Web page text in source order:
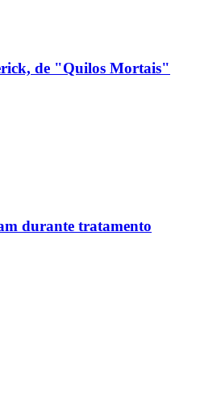
de "Quilos Mortais"
durante tratamento